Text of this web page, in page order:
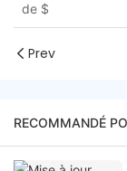
de $
Prev
RECOMMANDÉ